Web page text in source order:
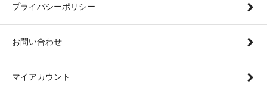
プライバシーポリシー
お問い合わせ
マイアカウント